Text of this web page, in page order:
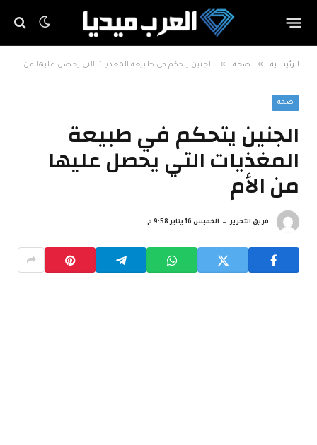
الرئيسية » صحة » الجنين يتحكم في طبيعة المغذيات التي يحصل عليها من الأم
صحة
الجنين يتحكم في طبيعة
المغذيات التي يحصل عليها
من الأم
فريق التحرير الخميس 16 يناير 9:58 م